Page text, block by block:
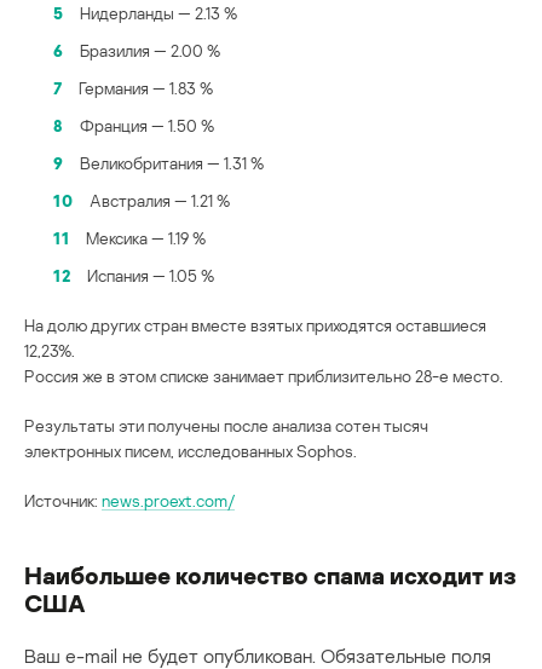
5
Нидерланды — 2.13 %
6
Бразилия — 2.00 %
7
Германия — 1.83 %
8
Франция — 1.50 %
9
Великобритания — 1.31 %
10
Австралия — 1.21 %
11
Мексика — 1.19 %
12
Испания — 1.05 %
На долю других стран вместе взятых приходятся оставшиеся
12,23%.
Россия же в этом списке занимает приблизительно 28-е место.
Результаты эти получены после анализа сотен тысяч
электронных писем, исследованных Sophos.
Источник: news.proext.com/
Наибольшее количество спама исходит из
США
Ваш e-mail не будет опубликован. Обязательные поля